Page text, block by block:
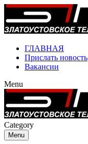
ГЛАВНАЯ
Прислать новость
Вакансии
Menu
Category
Menu